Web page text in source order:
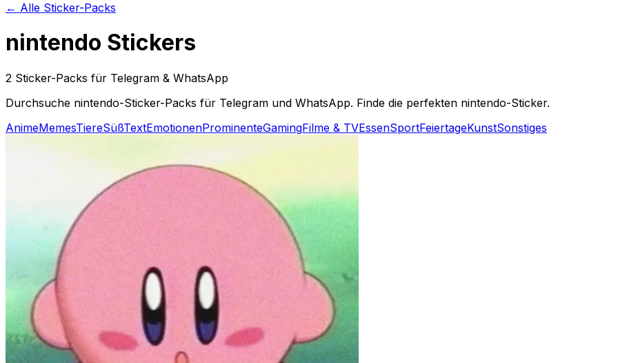
← Alle Sticker-Packs
nintendo Stickers
2 Sticker-Packs für Telegram & WhatsApp
Durchsuche nintendo-Sticker-Packs für Telegram und WhatsApp. Finde die perfekten nintendo-Sticker.
AnimeMemesTiereSüßTextEmotionenProminenteGamingFilme & TVEssenSportFeiertageKunstSonstiges